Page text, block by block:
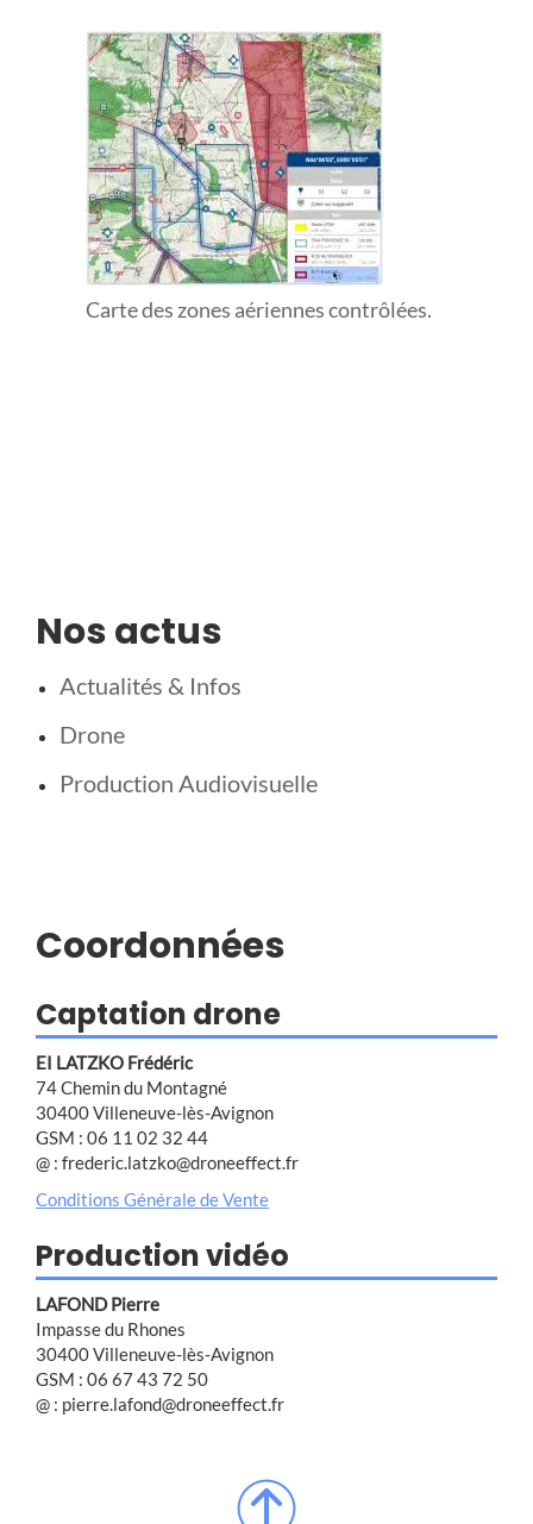
Carte des zones aériennes contrôlées.
Nos actus
Actualités & Infos
Drone
Production Audiovisuelle
Coordonnées
Captation drone
EI LATZKO Frédéric
74 Chemin du Montagné
30400 Villeneuve-lès-Avignon
GSM : 06 11 02 32 44
@ : frederic.latzko@droneeffect.fr
Conditions Générale de Vente
Production vidéo
LAFOND Pierre
Impasse du Rhones
30400 Villeneuve-lès-Avignon
GSM : 06 67 43 72 50
@ : pierre.lafond@droneeffect.fr